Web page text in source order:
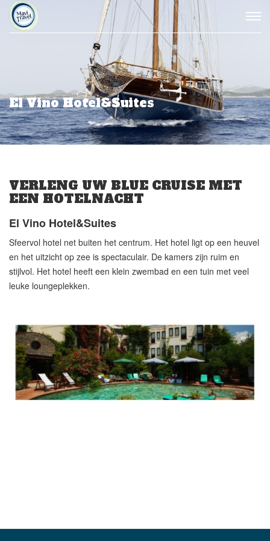
El Vino Hotel&Suites
VERLENG UW BLUE CRUISE MET
EEN HOTELNACHT
El Vino Hotel&Suites
Sfeervol hotel net buiten het centrum. Het hotel ligt op een heuvel
en het uitzicht op zee is spectaculair. De kamers zijn ruim en
stijlvol. Het hotel heeft een klein zwembad en een tuin met veel
leuke loungeplekken.